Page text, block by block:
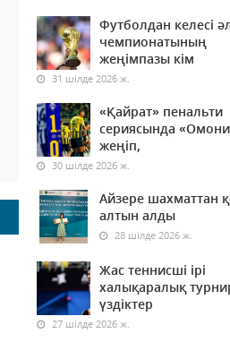
Футболдан келесі
чемпионатының
жеңімпазы кім
31 шілде 2026 ж.
«Қайрат» пенальти
сериясында
жеңіп,
30 шілде 2026 ж.
Айзере шахматтан
алтын алды
28 шілде 2026 ж.
Жас теннисші ірі
халықаралық
үздіктер
27 шілде 2026 ж.